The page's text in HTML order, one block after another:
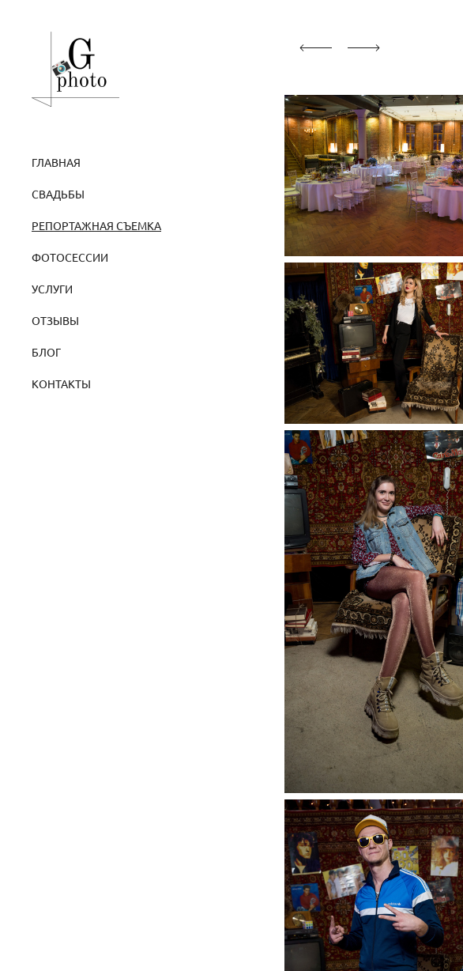
ГЛАВНАЯ
СВАДЬБЫ
РЕПОРТАЖНАЯ СЪЕМКА
ФОТОСЕССИИ
УСЛУГИ
ОТЗЫВЫ
БЛОГ
КОНТАКТЫ